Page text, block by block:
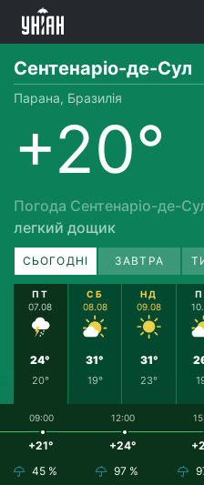
Сентенаріо-дe-Сул
Парана, Бразилія
+20°
Погода Сентенаріо-дe-
легкий дощик
СЬОГОДНІ ЗАВТРА
ПТ
07.08
24°
20°
СБ
08.08
31°
19°
НД
09.08
31°
23°
09:00
+21°
45 %
12:00
+24°
97 %